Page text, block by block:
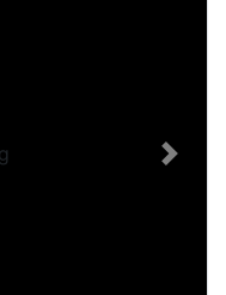
Next